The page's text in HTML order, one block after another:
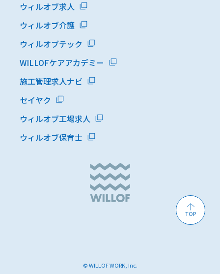
TOP
ウィルオブ求人
ウィルオブ介護
ウィルオブテック
WILLOFケアアカデミー
施工管理求人ナビ
セイヤク
ウィルオブ工場求人
ウィルオブ保育士
© WILLOF WORK, Inc.